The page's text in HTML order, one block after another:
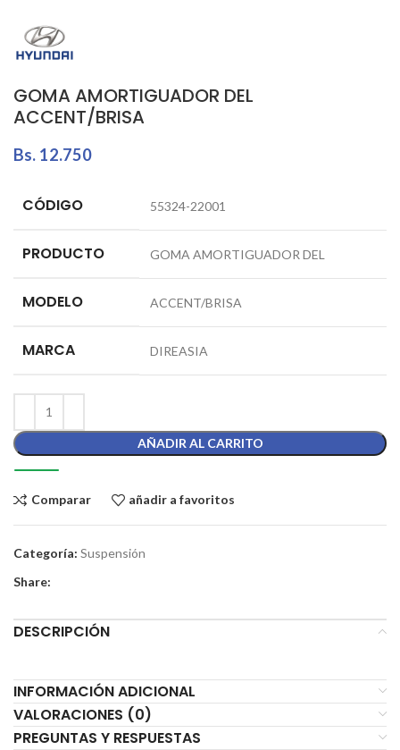
GOMA AMORTIGUADOR DEL
ACCENT/BRISA
Bs. 12.750
CÓDIGO 55324-22001
PRODUCTO GOMA AMORTIGUADOR DEL
MODELO ACCENT/BRISA
MARCA DIREASIA
AÑADIR AL CARRITO
Comparar añadir a favoritos
Categoría: Suspensión
Share:
DESCRIPCIÓN
INFORMACIÓN ADICIONAL
VALORACIONES (0)
PREGUNTAS Y RESPUESTAS